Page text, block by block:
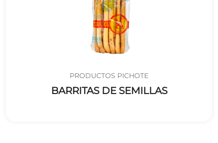
PRODUCTOS PICHOTE
BARRITAS DE SEMILLAS